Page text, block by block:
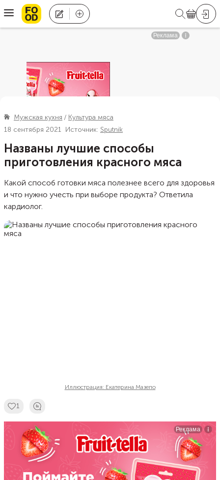
Мужская кухня
Культура мяса
18 сентября 2021 Источник: Sputnik
Названы лучшие способы
приготовления красного мяса
Какой способ готовки мяса полезнее всего для здоровья
и что нужно учесть при выборе продукта? Ответила
кардиолог.
Иллюстрация: Екатерина Мазепо
1